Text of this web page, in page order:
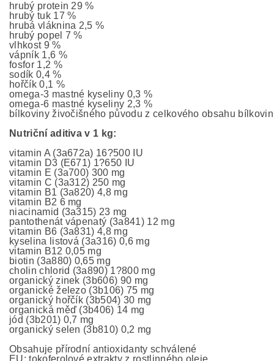
hrubý protein 29 %
hrubý tuk 17 %
hrubá vláknina 2,5 %
hrubý popel 7 %
vlhkost 9 %
vápník 1,6 %
fosfor 1,2 %
sodík 0,4 %
hořčík 0,1 %
omega-3 mastné kyseliny 0,3 %
omega-6 mastné kyseliny 2,3 %
bílkoviny živočišného původu z celkového obsahu
Nutriční aditiva v 1 kg:
vitamin A (3a672a) 16?500 IU
vitamin D3 (E671) 1?650 IU
vitamin E (3a700) 300 mg
vitamin C (3a312) 250 mg
vitamin B1 (3a820) 4,8 mg
vitamin B2 6 mg
niacinamid (3a315) 23 mg
pantothenát vápenatý (3a841) 12 mg
vitamin B6 (3a831) 4,8 mg
kyselina listová (3a316) 0,6 mg
vitamin B12 0,05 mg
biotin (3a880) 0,65 mg
cholin chlorid (3a890) 1?800 mg
organický zinek (3b606) 90 mg
organické železo (3b106) 75 mg
organický hořčík (3b504) 30 mg
organická měď (3b406) 14 mg
jód (3b201) 0,7 mg
organický selen (3b810) 0,2 mg
Obsahuje přírodní antioxidanty schválené
EU: tokoferolové extrakty z rostlinného oleje